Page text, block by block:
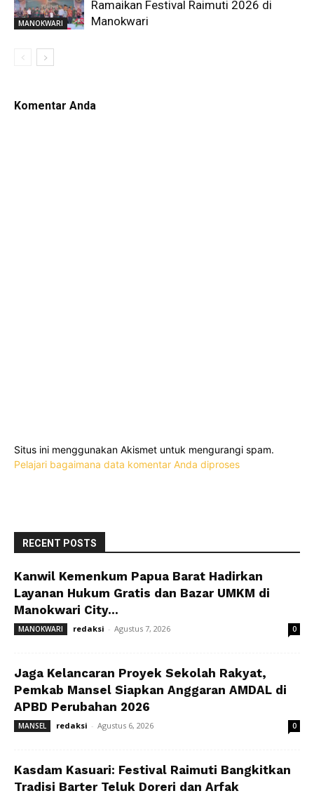
MANOKWARI
Ramaikan Festival Raimuti 2026 di
Manokwari
Komentar Anda
Situs ini menggunakan Akismet untuk mengurangi spam.
Pelajari bagaimana data komentar Anda diproses
RECENT POSTS
Kanwil Kemenkum Papua Barat Hadirkan
Layanan Hukum Gratis dan Bazar UMKM di
Manokwari City...
MANOKWARI redaksi - Agustus 7, 2026 0
Jaga Kelancaran Proyek Sekolah Rakyat,
Pemkab Mansel Siapkan Anggaran AMDAL di
APBD Perubahan 2026
MANSEL redaksi - Agustus 6, 2026 0
Kasdam Kasuari: Festival Raimuti Bangkitkan
Tradisi Barter Teluk Doreri dan Arfak